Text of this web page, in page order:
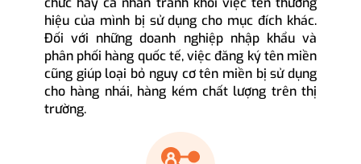
hiệu của mình bị sử dụng cho mục đích khác.
Đối với những doanh nghiệp nhập khẩu và
phân phối hàng quốc tế, việc đăng ký tên miền
cũng giúp loại bỏ nguy cơ tên miền bị sử dụng
cho hàng nhái, hàng kém chất lượng trên thị
trường.